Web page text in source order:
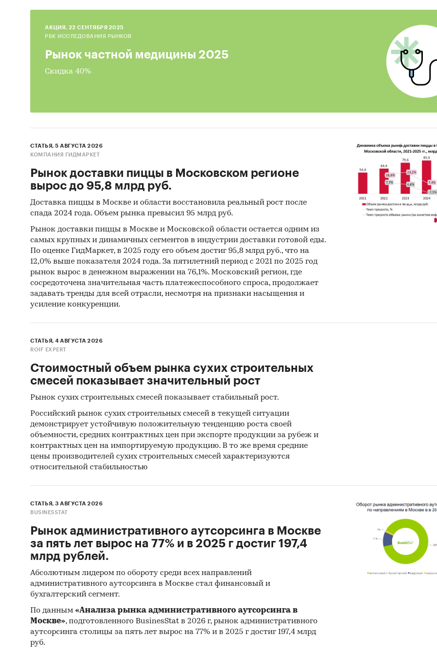
объемы и динамика закупок смесей строительными
Сведения о ценах собирали путем запроса прайс-листов у
розничных/розничных торговых организаций изучаемых
Данные о предпочтениях потребителей собраны в ходе
телефонного опроса репрезентативной выборки
строительных организаций Москвы, Воронежа и членов
частных мастеров (201 респондент, по одному от каждой
организации/бригады). Для получения информации об
динамике продаж, особенностях спроса различных групп
покупателей собраны личные и телефонные интервью у
производителей и крупнейших дилеров ССС. Были также
использованы результаты многолетних исследований
региона.
Категории: Потребительские товары
AКЦИЯ, 22 СЕНТЯБРЯ 2025
РБК ИССЛЕДОВАНИЯ РЫНКОВ
Рынок частной медицины 2025
Скидка 40%
СТАТЬЯ, 5 АВГУСТА 2026
КОМПАНИЯ ГИДМАРКЕТ
Рынок доставки пиццы в Московском регионе
вырос до 95,8 млрд руб.
Доставка пиццы в Москве и области восстановила реальный рост после
спада 2024 года. Объем рынка превысил 95 млрд руб.
Рынок доставки пиццы в Москве и Московской области остается одним из
самых крупных и динамичных сегментов в индустрии доставки готовой еды.
По оценке ГидМаркет, в 2025 году его объем достиг 95,8 млрд руб., что на
12,0% выше показателя 2024 года. За пятилетний период с 2021 по 2025 год
рынок вырос в денежном выражении на 76,1%. Московский регион, где
сосредоточена значительная часть платежеспособного спроса, продолжает
задавать тренды для всей отрасли, несмотря на признаки насыщения и
усиление конкуренции.
СТАТЬЯ, 4 АВГУСТА 2026
ROIF EXPERT
Стоимостный объем рынка сухих строительных
смесей показывает значительный рост
Рынок сухих строительных смесей показывает стабильный рост.
Российский рынок сухих строительных смесей в текущей ситуации
демонстрирует устойчивую положительную тенденцию роста своей
объемности, средних контрактных цен при экспорте продукции за рубеж и
контрактных цен на импортируемую продукцию. В то же время средние
цены производителей сухих строительных смесей характеризуются
относительной стабильностью
СТАТЬЯ, 3 АВГУСТА 2026
BUSINESSTAT
Рынок административного аутсорсинга в Москве
за пять лет вырос на 77% и в 2025 г достиг 197,4
млрд рублей.
Абсолютным лидером по обороту среди всех направлений
административного аутсорсинга в Москве стал финансовый и
бухгалтерский сегмент.
По данным «Анализа рынка административного аутсорсинга в
Москве», подготовленного BusinesStat в 2026 г, рынок административного
аутсорсинга столицы за пять лет вырос на 77% и в 2025 г достиг 197,4 млрд
руб.